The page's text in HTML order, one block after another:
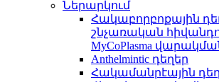
Ներարկում
Հակաբորբոքային
շնչառական
MyCoPlasma
Anthelmintic դեղեր
Հակամանրէային